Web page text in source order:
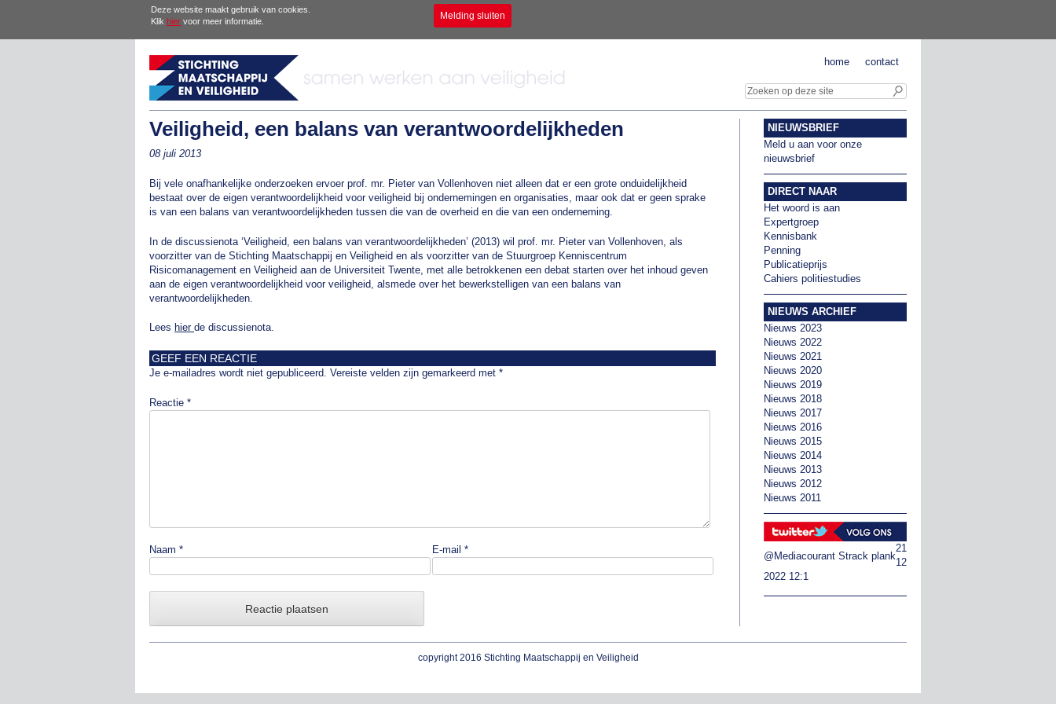
Deze website maakt gebruik van cookies.
Klik hier voor meer informatie. Melding sluiten
contact
home
Veiligheid, een balans van verantwoordelijkheden
08 juli 2013
Bij vele onafhankelijke onderzoeken ervoer prof. mr. Pieter van Vollenhoven niet alleen dat er een grote onduidelijkheid
bestaat over de eigen verantwoordelijkheid voor veiligheid bij ondernemingen en organisaties, maar ook dat er geen sprake
is van een balans van verantwoordelijkheden tussen die van de overheid en die van een onderneming.
In de discussienota ‘Veiligheid, een balans van verantwoordelijkheden’ (2013) wil prof. mr. Pieter van Vollenhoven, als
voorzitter van de Stichting Maatschappij en Veiligheid en als voorzitter van de Stuurgroep Kenniscentrum
Risicomanagement en Veiligheid aan de Universiteit Twente, met alle betrokkenen een debat starten over het inhoud geven
aan de eigen verantwoordelijkheid voor veiligheid, alsmede over het bewerkstelligen van een balans van
verantwoordelijkheden.
Lees hier de discussienota.
GEEF EEN REACTIE
Je e-mailadres wordt niet gepubliceerd. Vereiste velden zijn gemarkeerd met *
Reactie *
Naam * E-mail *
NIEUWSBRIEF
Meld u aan voor onze
nieuwsbrief
DIRECT NAAR
Het woord is aan
Expertgroep
Kennisbank
Penning
Publicatieprijs
Cahiers politiestudies
NIEUWS ARCHIEF
Nieuws 2023
Nieuws 2022
Nieuws 2021
Nieuws 2020
Nieuws 2019
Nieuws 2018
Nieuws 2017
Nieuws 2016
Nieuws 2015
Nieuws 2014
Nieuws 2013
Nieuws 2012
Nieuws 2011
@Mediacourant Strack plank
21
12
2022 12:1
copyright 2016 Stichting Maatschappij en Veiligheid